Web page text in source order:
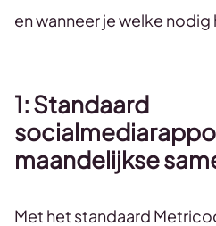
en wanneer je welke nodig
1: Standaard
maandelijkse
Met het standaard